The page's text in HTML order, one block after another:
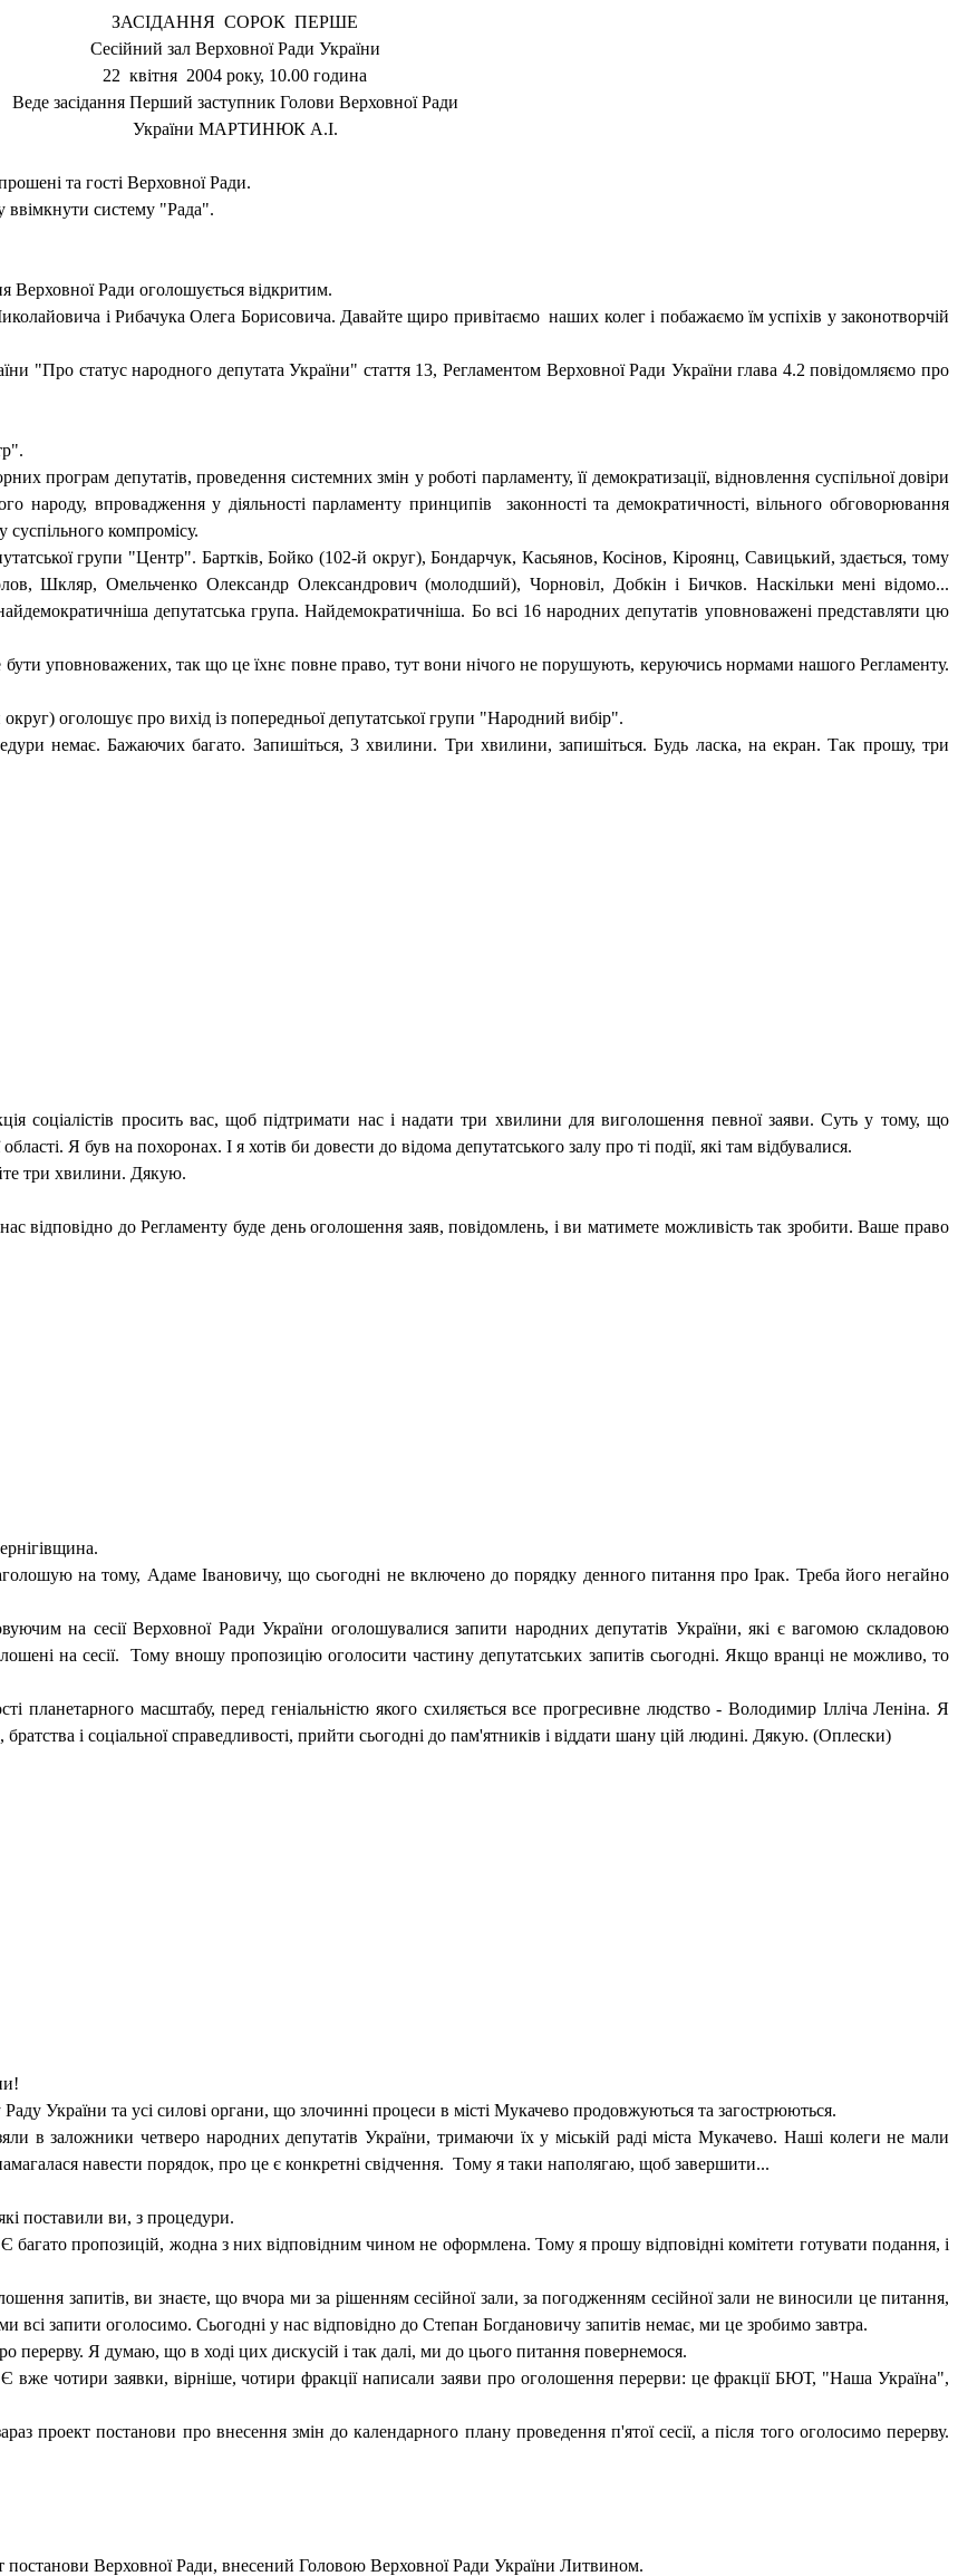
ЗАСІДАННЯ СОРОК ПЕРШЕ
Сесійний зал Верховної Ради України
22 квітня 2004 року, 10.00 година
Веде засідання Перший заступник Голови Верховної Ради
України МАРТИНЮК А.І.
та гості Верховної Ради.
ввімкнути систему "Рада".
Верховної Ради оголошується відкритим.
і Рибачука Олега Борисовича. Давайте щиро привітаємо наших колег і побажаємо їм успіхів у законотворчій
"Про статус народного депутата України" стаття 13, Регламентом Верховної Ради України глава 4.2 повідомляємо про
програм депутатів, проведення системних змін у роботі парламенту, її демократизації, відновлення суспільної довіри
народу, впровадження у діяльності парламенту принципів
законності та демократичності, вільного обговорювання
суспільного компромісу.
групи "Центр". Бартків, Бойко (102-й округ), Бондарчук, Касьянов, Косінов, Кіроянц, Савицький, здається, тому
Шкляр, Омельченко Олександр Олександрович (молодший), Чорновіл, Добкін і Бичков. Наскільки мені відомо...
депутатська група. Найдемократичніша. Бо всі 16 народних депутатів уповноважені представляти цю
уповноважених, так що це їхнє повне право, тут вони нічого не порушують, керуючись нормами нашого Регламенту.
оголошує про вихід із попередньої депутатської групи "Народний вибір".
немає. Бажаючих багато. Запишіться, 3 хвилини. Три хвилини, запишіться. Будь ласка, на екран. Так прошу, три
соціалістів просить вас, щоб підтримати нас і надати три хвилини для виголошення певної заяви. Суть у тому, що
Я був на похоронах. І я хотів би довести до відома депутатського залу про ті події, які там відбувалися.
три хвилини. Дякую.
до Регламенту буде день оголошення заяв, повідомлень, і ви матимете можливість так зробити. Ваше право
на тому, Адаме Івановичу, що сьогодні не включено до порядку денного питання про Ірак. Треба його негайно
на сесії Верховної Ради України оголошувалися запити народних депутатів України, які є вагомою складовою
на сесії.
Тому вношу пропозицію оголосити частину депутатських запитів сьогодні. Якщо вранці не можливо, то
планетарного масштабу, перед геніальністю якого схиляється все прогресивне людство - Володимир Ілліча Леніна. Я
і соціальної справедливості, прийти сьогодні до пам'ятників і віддати шану цій людині. Дякую. (Оплески)
України та усі силові органи, що злочинні процеси в місті Мукачево продовжуються та загострюються.
в заложники четверо народних депутатів України, тримаючи їх у міській раді міста Мукачево. Наші колеги не мали
навести порядок, про це є конкретні свідчення. Тому я таки наполягаю, щоб завершити...
поставили ви, з процедури.
багато пропозицій, жодна з них відповідним чином не оформлена. Тому я прошу відповідні комітети готувати подання, і
запитів, ви знаєте, що вчора ми за рішенням сесійної зали, за погодженням сесійної зали не виносили це питання,
всі запити оголосимо. Сьогодні у нас відповідно до Степан Богдановичу запитів немає, ми це зробимо завтра.
перерву. Я думаю, що в ході цих дискусій і так далі, ми до цього питання повернемося.
чотири заявки, вірніше, чотири фракції написали заяви про оголошення перерви: це фракції БЮТ, "Наша Україна",
проект постанови про внесення змін до календарного плану проведення п'ятої сесії, а після того оголосимо перерву.
постанови Верховної Ради, внесений Головою Верховної Ради України Литвином.